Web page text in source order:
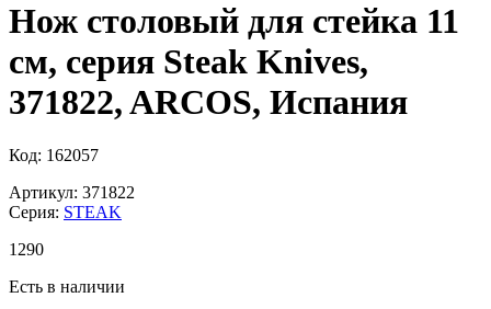
Нож столовый для стейка 11
см, серия Steak Knives,
371822, ARCOS, Испания
Код: 162057
Артикул: 371822
Серия: STEAK
1 290
Есть в наличии